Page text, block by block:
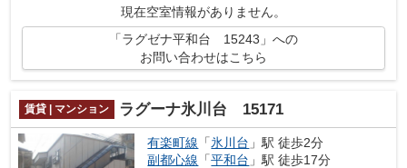
現在空室情報がありません。
「ラグゼナ平和台 15243」への
お問い合わせはこちら
賃貸 | マンション ラグーナ氷川台 15171
有楽町線 「氷川台 」駅 徒歩2分
副都心線 「平和台 」駅 徒歩17分